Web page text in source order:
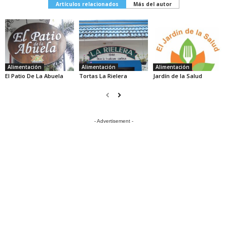
Artículos relacionados Más del autor
Alimentación
El Patio De La Abuela
Alimentación
Tortas La Rielera
Alimentación
Jardín de la Salud
- Advertisement -